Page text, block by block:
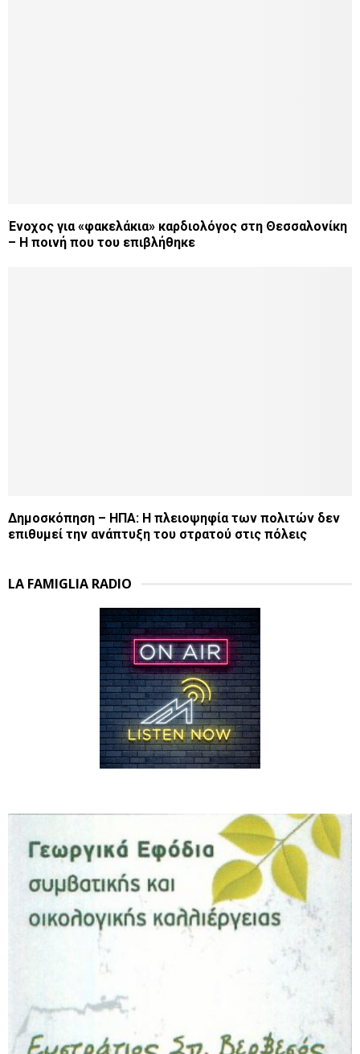
Ένοχος για «φακελάκια» καρδιολόγος στη Θεσσαλονίκη
– Η ποινή που του επιβλήθηκε
Δημοσκόπηση – ΗΠΑ: Η πλειοψηφία των πολιτών δεν
επιθυμεί την ανάπτυξη του στρατού στις πόλεις
LA FAMIGLIA RADIO